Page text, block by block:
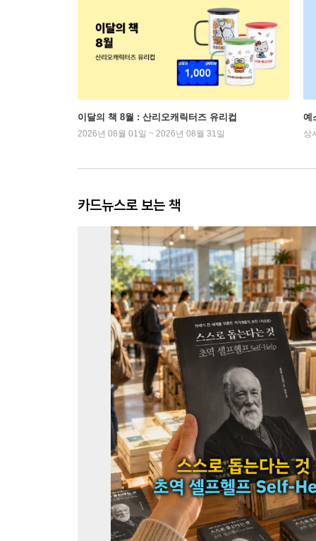
이달의 책 8월 : 산리오캐릭터즈 유리컵
2026년 08월 01일 ~ 2026년 08월 31일
예
상
카드뉴스로 보는 책